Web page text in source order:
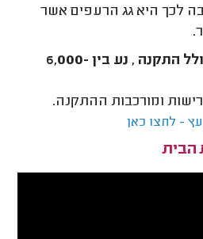
לכך היא גג הרעפים אשר
מחיר קמין עץ, כולל התקנה , נע בין 6,000-
ומורכבות ההתקנה.
- לחצו כאן
הבית